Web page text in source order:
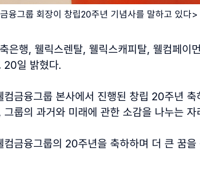
융그룹 회장이 창립20주년 기념사를 말하고 있다>
은행, 웰릭스렌탈, 웰릭스캐피탈, 웰컴페이
20일 밝혔다.
금융그룹 본사에서 진행된 창립 20주년 축
그룹의 과거와 미래에 관한 소감을 나누는 자
금융그룹의 20주년을 축하하며 더 큰 꿈